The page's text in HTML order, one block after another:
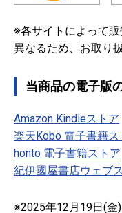
※各サイトによって
異なるため、お取り
当商品の電子版
Amazon Kindleストア
楽天Kobo 電子書籍ス
honto 電子書籍ストア
紀伊國屋書店ウェブ
※2025年12月19日(金